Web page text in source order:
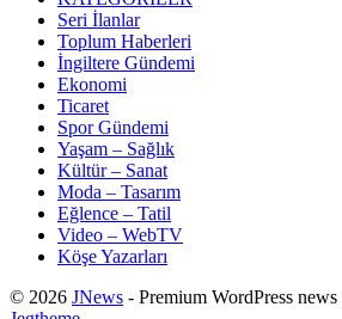
Seri İlanlar
Toplum Haberleri
İngiltere Gündemi
Ekonomi
Ticaret
Spor Gündemi
Yaşam – Sağlık
Kültür – Sanat
Moda – Tasarım
Eğlence – Tatil
Video – WebTV
Köşe Yazarları
© 2026 JNews - Premium WordPress